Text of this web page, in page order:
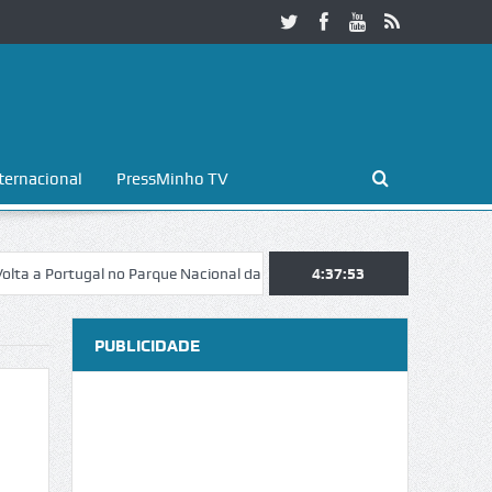
PressMinho TV
no Parque Nacional da Peneda-Gerês Esposende.
4:37:54
PUBLICIDADE